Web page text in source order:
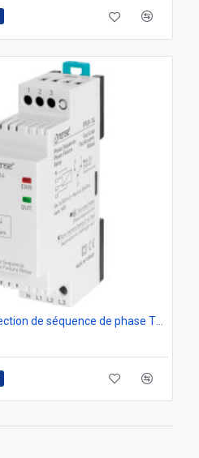
Relais de protection de séquence de phase TENSE FKV-14